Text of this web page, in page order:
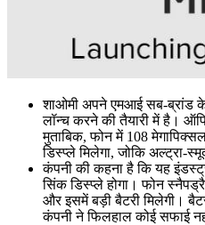
शाओमी अपने एमआई सब-ब्रांड
लॉन्च करने की तैयारी में है।
मुताबिक, फोन में 108
डिस्प्ले मिलेगा, जोकि अल्ट्रा-
कंपनी की कहना है कि यह
सिंक डिस्प्ले होगा। फोन
और इसमें बड़ी बैटरी मिलेगी।
कंपनी ने फिलहाल कोई सफाई